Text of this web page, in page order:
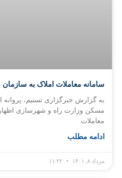
سامانه معاملات املاک به
به گزارش خبرگزاری تسنیم، پروانه
مسکن وزارت راه و شهرسازی
معاملات
ادامه مطلب
مرداد ۸, ۱۴۰۱